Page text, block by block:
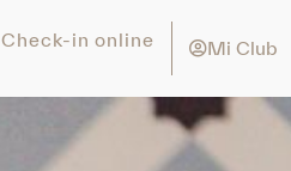
Check-in online Mi Club